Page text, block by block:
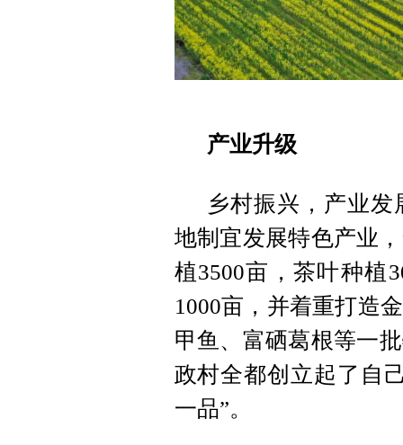
产业升级
乡村振兴，产业
地制宜发展特色产业
植3500亩，茶叶种植
1000亩，并着重打造
甲鱼、富硒葛根等一
政村全都创立起了自
一品”。